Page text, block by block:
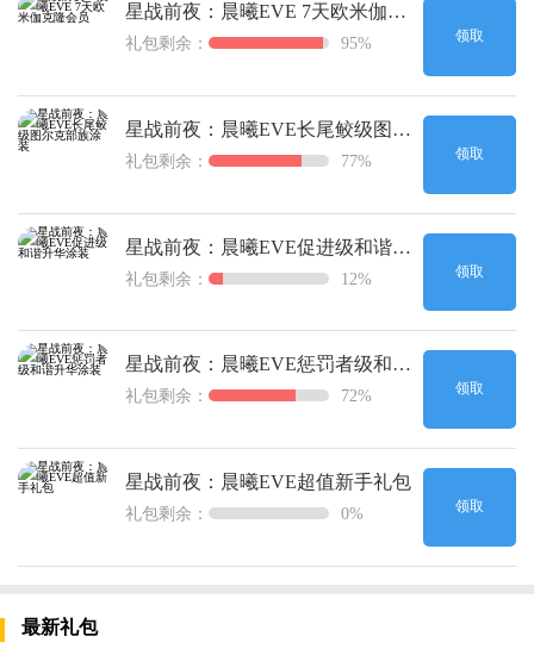
星战前夜：晨曦EVE 7天欧米伽克隆会员
礼包剩余： 95% 领取
星战前夜：晨曦EVE长尾鲛级图尔克部族涂装
礼包剩余： 77% 领取
星战前夜：晨曦EVE促进级和谐升华涂装
礼包剩余： 12% 领取
星战前夜：晨曦EVE惩罚者级和谐升华涂装
礼包剩余： 72% 领取
星战前夜：晨曦EVE超值新手礼包
礼包剩余： 0% 领取
最新礼包